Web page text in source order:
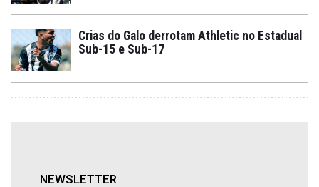
Crias do Galo derrotam Athletic no Estadual
Sub-15 e Sub-17
NEWSLETTER